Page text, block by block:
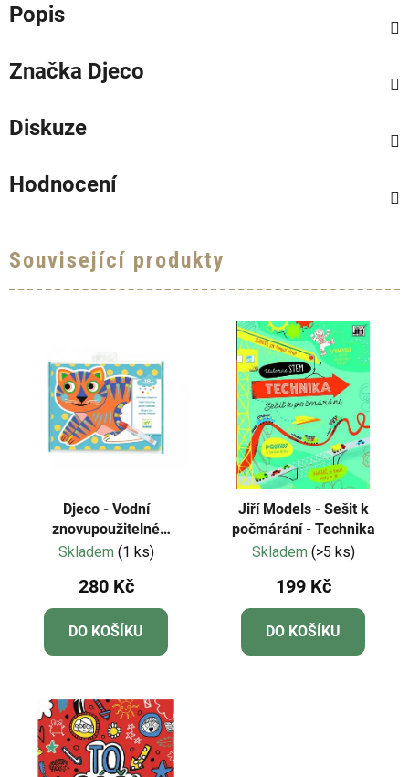
Popis
Značka Djeco
Diskuze
Hodnocení
Související produkty
Djeco - Vodní
znovupoužitelné
malování - Koťátko a
Skladem (1 ks)
280 Kč
DO KOŠÍKU
Jiří Models - Sešit k
počmárání - Technika
Skladem (>5 ks)
199 Kč
DO KOŠÍKU